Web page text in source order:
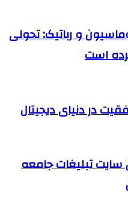
و رباتیک: تحولی
است
در دنیای دیجیتال
سایت تبلیغات جامعه